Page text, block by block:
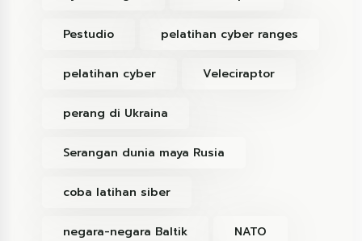
Pestudio pelatihan cyber ranges
pelatihan cyber Veleciraptor
perang di Ukraina
Serangan dunia maya Rusia
coba latihan siber
negara-negara Baltik NATO